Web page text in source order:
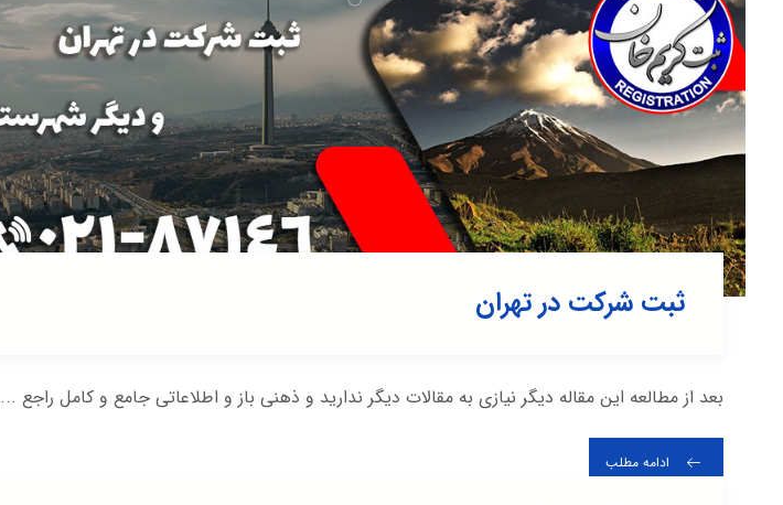
ثبت شرکت در تهران
بعد از مطالعه این مقاله دیگر نیازی به مقالات دیگر ندارید و ذهنی باز و اطلاعاتی جامع و کامل راجع ...
ادامه مطلب